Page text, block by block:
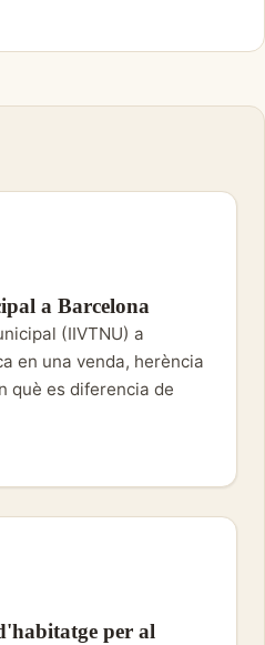
a Barcelona
(IIVTNU) a
en una venda, herència
què es diferencia de
per al